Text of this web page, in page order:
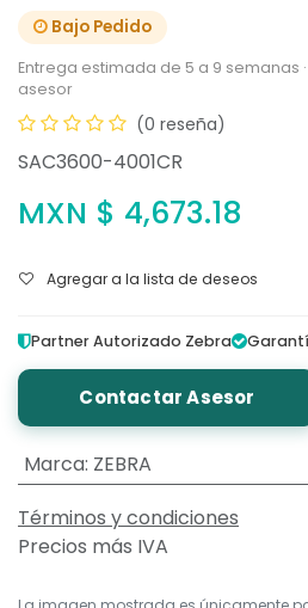
Bajo Pedido
Entrega estimada de 5 a 9 semanas
asesor
(0 reseña)
SAC3600-4001CR
MXN $ 4,673.18
Agregar a la lista de deseos
Partner Autorizado Zebra
Contactar Asesor
Marca: ZEBRA
Términos y condiciones
Precios más IVA